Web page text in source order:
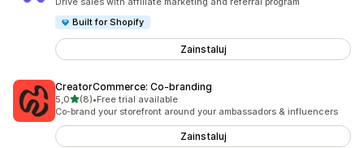
Built for Shopify
Zainstaluj
CreatorCommerce: Co‑branding
5,0na 5 gwiazdek
(8)
Łączna liczba recenzji: 8
•Free trial available
Co-brand your storefront around your ambassadors & influencers
Zainstaluj